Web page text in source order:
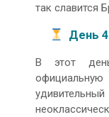
так славится
День
В этот